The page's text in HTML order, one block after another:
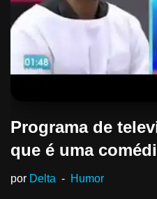
Programa de
que é uma
por Delta Humor